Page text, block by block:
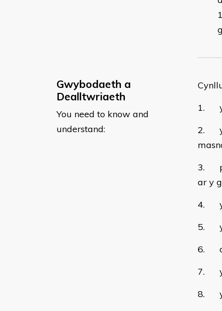
Gwybodaeth a
Dealltwriaeth
You need to know and
understand:
1. y
2. yr
3.
ar y
4. y
5. y
6.
7. y
8. y